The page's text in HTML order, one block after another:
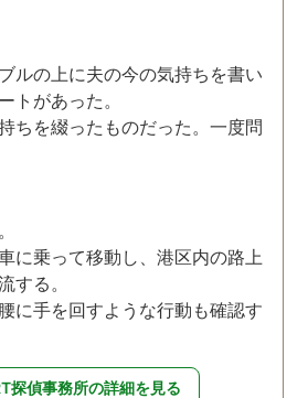
ルの上に夫の今の気持ちを書い
トがあった。
ちを綴ったものだった。一度問
に乗って移動し、港区内の路上
する。
に手を回すような行動も確認す
探偵事務所の詳細を見る